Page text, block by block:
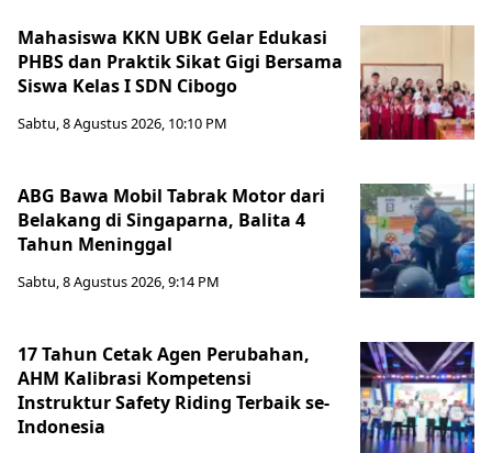
Mahasiswa KKN UBK Gelar Edukasi
PHBS dan Praktik Sikat Gigi Bersama
Siswa Kelas I SDN Cibogo
Sabtu, 8 Agustus 2026, 10:10 PM
ABG Bawa Mobil Tabrak Motor dari
Belakang di Singaparna, Balita 4
Tahun Meninggal
Sabtu, 8 Agustus 2026, 9:14 PM
17 Tahun Cetak Agen Perubahan,
AHM Kalibrasi Kompetensi
Instruktur Safety Riding Terbaik se-
Indonesia